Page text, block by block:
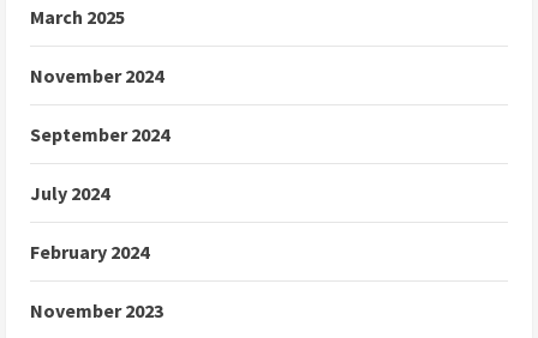
March 2025
November 2024
September 2024
July 2024
February 2024
November 2023